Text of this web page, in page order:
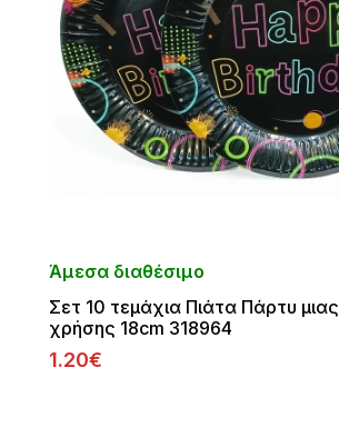
Άμεσα διαθέσιμο
Σετ 10 τεμάχια Πιάτα Πάρτυ μιας
χρήσης 18cm 318964
1.20€